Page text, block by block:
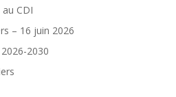
CDI
– 16 juin 2026
2030